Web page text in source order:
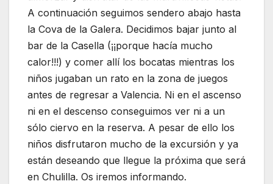
A continuación seguimos sendero abajo hasta
la Cova de la Galera. Decidimos bajar junto al
bar de la Casella (¡¡porque hacía mucho
calor!!!) y comer allí los bocatas mientras los
niños jugaban un rato en la zona de juegos
antes de regresar a Valencia. Ni en el ascenso
ni en el descenso conseguimos ver ni a un
sólo ciervo en la reserva. A pesar de ello los
niños disfrutaron mucho de la excursión y ya
están deseando que llegue la próxima que será
en Chulilla. Os iremos informando.